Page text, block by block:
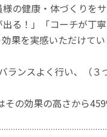
の健康・体づくりをサ
る！」「コーチが丁
果を実感いただけてい
ランスよく行い、（
の効果の高さから